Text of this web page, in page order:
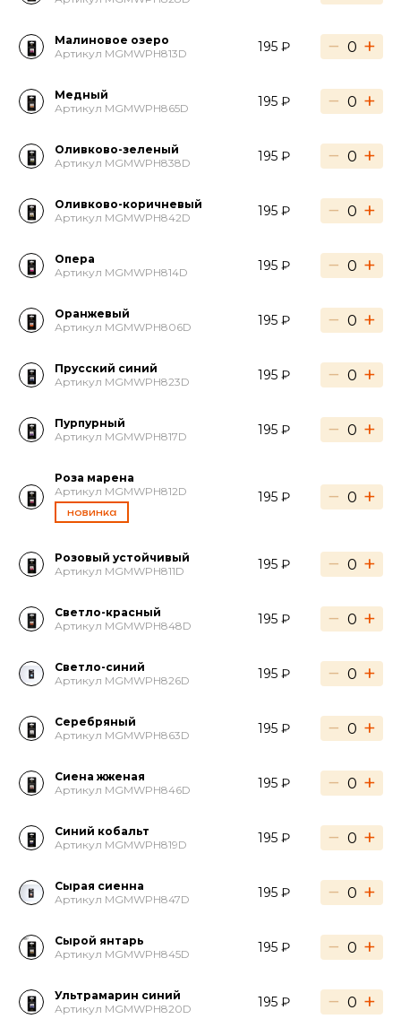
Малиновое озеро
Артикул MGMWPH813D
195 ₽ − +
Медный
Артикул MGMWPH865D
195 ₽ − +
Оливково-зеленый
Артикул MGMWPH838D
195 ₽ − +
Оливково-коричневый
Артикул MGMWPH842D
195 ₽ − +
Опера
Артикул MGMWPH814D
195 ₽ − +
Оранжевый
Артикул MGMWPH806D
195 ₽ − +
Прусский синий
Артикул MGMWPH823D
195 ₽ − +
Пурпурный
Артикул MGMWPH817D
195 ₽ − +
Роза марена
Артикул MGMWPH812D
новинка
195 ₽ − +
Розовый устойчивый
Артикул MGMWPH811D
195 ₽ − +
Светло-красный
Артикул MGMWPH848D
195 ₽ − +
Светло-синий
Артикул MGMWPH826D
195 ₽ − +
Серебряный
Артикул MGMWPH863D
195 ₽ − +
Сиена жженая
Артикул MGMWPH846D
195 ₽ − +
Синий кобальт
Артикул MGMWPH819D
195 ₽ − +
Сырая сиенна
Артикул MGMWPH847D
195 ₽ − +
Сырой янтарь
Артикул MGMWPH845D
195 ₽ − +
Ультрамарин синий
Артикул MGMWPH820D
195 ₽ − +